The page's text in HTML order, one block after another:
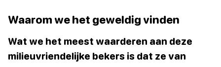
Waarom we het geweldig vinden
Wat we het meest waarderen aan deze
milieuvriendelijke bekers is dat ze van